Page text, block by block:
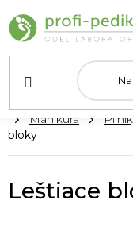
na
obsah
DomovManikúra
bloky
Leštiace